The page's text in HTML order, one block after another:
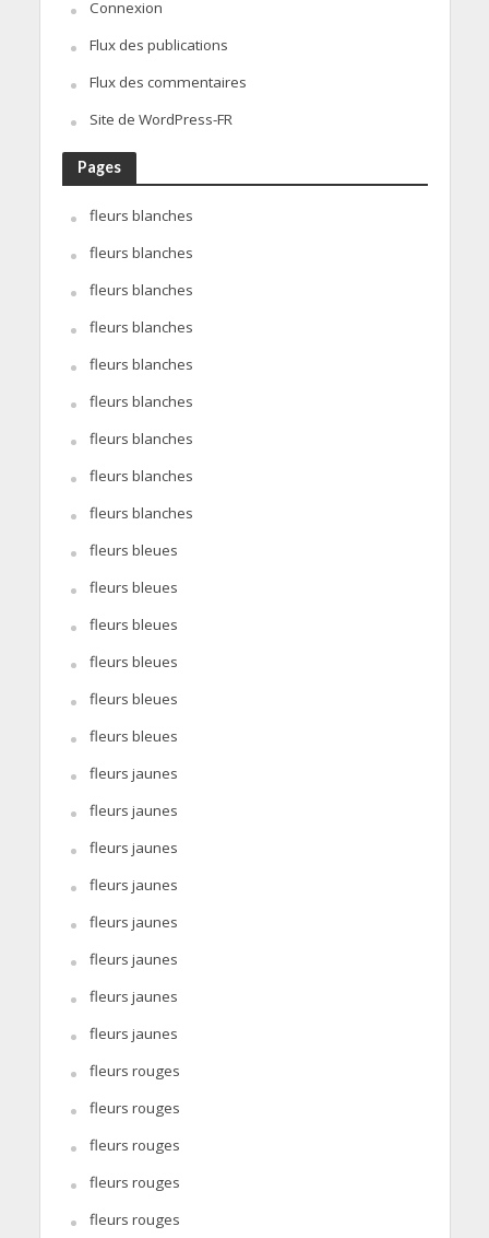
Connexion
Flux des publications
Flux des commentaires
Site de WordPress-FR
Pages
fleurs blanches
fleurs blanches
fleurs blanches
fleurs blanches
fleurs blanches
fleurs blanches
fleurs blanches
fleurs blanches
fleurs blanches
fleurs bleues
fleurs bleues
fleurs bleues
fleurs bleues
fleurs bleues
fleurs bleues
fleurs jaunes
fleurs jaunes
fleurs jaunes
fleurs jaunes
fleurs jaunes
fleurs jaunes
fleurs jaunes
fleurs jaunes
fleurs rouges
fleurs rouges
fleurs rouges
fleurs rouges
fleurs rouges